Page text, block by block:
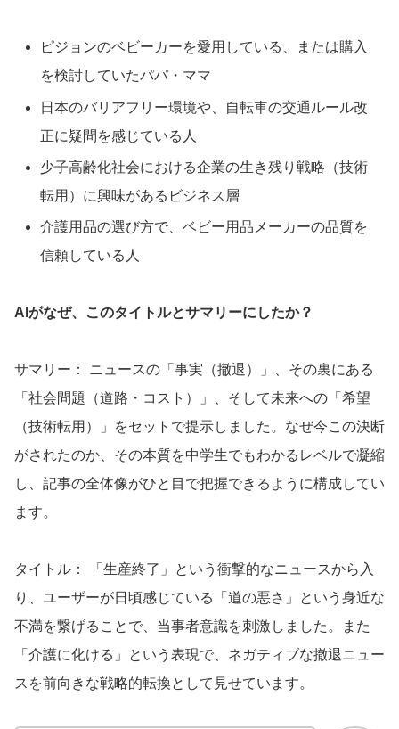
ピジョンのベビーカーを愛用している、または購入
を検討していたパパ・ママ
日本のバリアフリー環境や、自転車の交通ルール改
正に疑問を感じている人
少子高齢化社会における企業の生き残り戦略（技術
転用）に興味があるビジネス層
介護用品の選び方で、ベビー用品メーカーの品質を
信頼している人
AIがなぜ、このタイトルとサマリーにしたか？
サマリー： ニュースの「事実（撤退）」、その裏にある
「社会問題（道路・コスト）」、そして未来への「希望
（技術転用）」をセットで提示しました。なぜ今この決断
がされたのか、その本質を中学生でもわかるレベルで凝縮
し、記事の全体像がひと目で把握できるように構成してい
ます。
タイトル： 「生産終了」という衝撃的なニュースから入
り、ユーザーが日頃感じている「道の悪さ」という身近な
不満を繋げることで、当事者意識を刺激しました。また
「介護に化ける」という表現で、ネガティブな撤退ニュー
スを前向きな戦略的転換として見せています。